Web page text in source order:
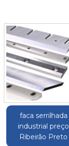
faca serrilhada
industrial preço
Ribeirão Preto